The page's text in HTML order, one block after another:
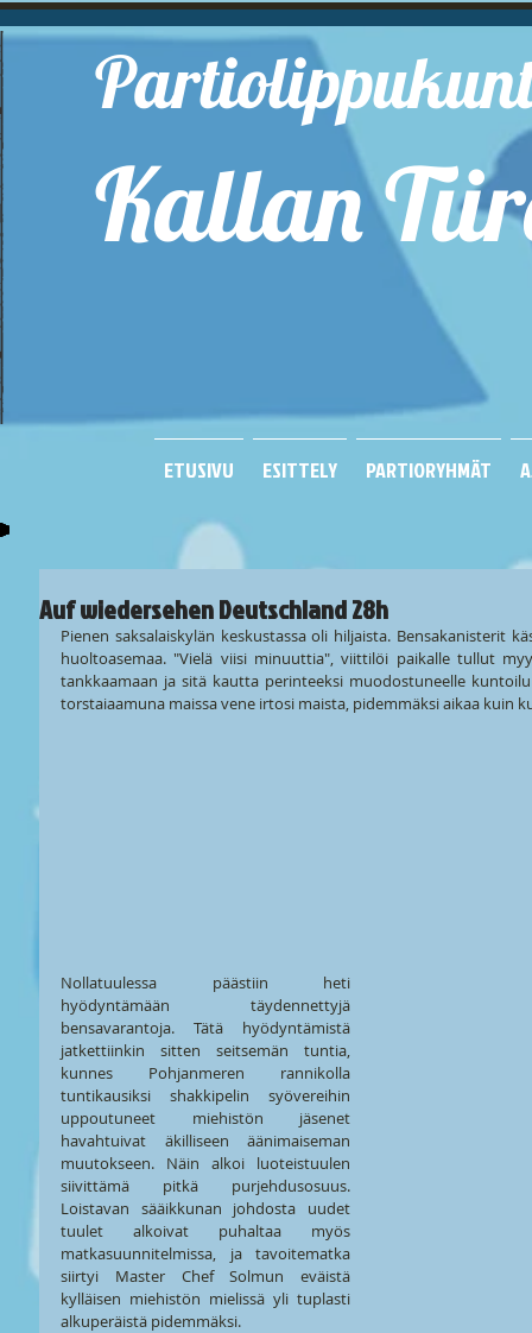
Kallan
ETUSIVU ESITTELY PARTIORYHMÄT
Auf wiedersehen Deutschland 28h
Pienen saksalaiskylän keskustassa oli hiljaista. Bensakanisterit
huoltoasemaa. "Vielä viisi minuuttia", viittilöi paikalle tullut
tankkaamaan ja sitä kautta perinteeksi muodostuneelle
torstaiaamuna maissa vene irtosi maista, pidemmäksi aikaa kuin
Nollatuulessa päästiin heti
hyödyntämään täydennettyjä
bensavarantoja. Tätä hyödyntämistä
jatkettiinkin sitten seitsemän tuntia,
kunnes Pohjanmeren rannikolla
tuntikausiksi shakkipelin syövereihin
uppoutuneet miehistön jäsenet
havahtuivat äkilliseen äänimaiseman
muutokseen. Näin alkoi luoteistuulen
siivittämä pitkä purjehdusosuus.
Loistavan sääikkunan johdosta uudet
tuulet alkoivat puhaltaa myös
matkasuunnitelmissa, ja tavoitematka
siirtyi Master Chef Solmun eväistä
kylläisen miehistön mielissä yli tuplasti
alkuperäistä pidemmäksi.